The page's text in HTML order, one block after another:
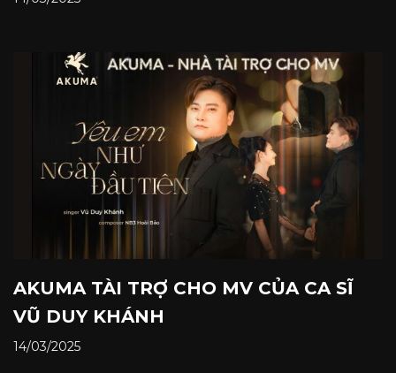
AKUMA TÀI TRỢ CHO MV CỦA CA SĨ
VŨ DUY KHÁNH
14/03/2025